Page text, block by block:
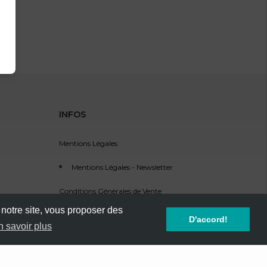
site, vous proposer des
savoir plus
D'accord!
INFOS
Mentions Légales
Mentions Légales - Newsletter
Conditions Générales de Vente
Service Clients - SAV